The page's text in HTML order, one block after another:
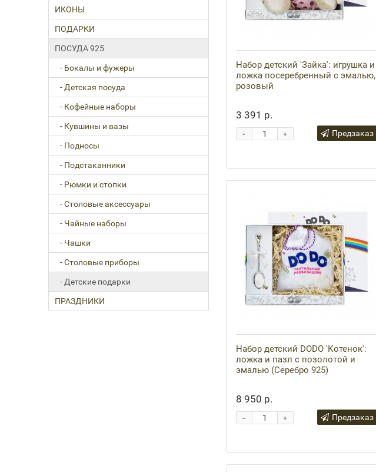
ИКОНЫ
ПОДАРКИ
ПОСУДА 925
- Бокалы и фужеры
- Детская посуда
- Кофейные наборы
- Кувшины и вазы
- Подносы
- Подстаканники
- Рюмки и стопки
- Столовые аксессуары
- Чайные наборы
- Чашки
- Столовые приборы
- Детские подарки
ПРАЗДНИКИ
Набор детский 'Зайка': игрушка и
ложка посеребренный с эмалью,
розовый
3 391 р.
+
- Предзаказ
Набор детский DODO 'Котенок':
ложка и пазл с позолотой и
эмалью (Серебро 925)
8 950 р.
+
- Предзаказ